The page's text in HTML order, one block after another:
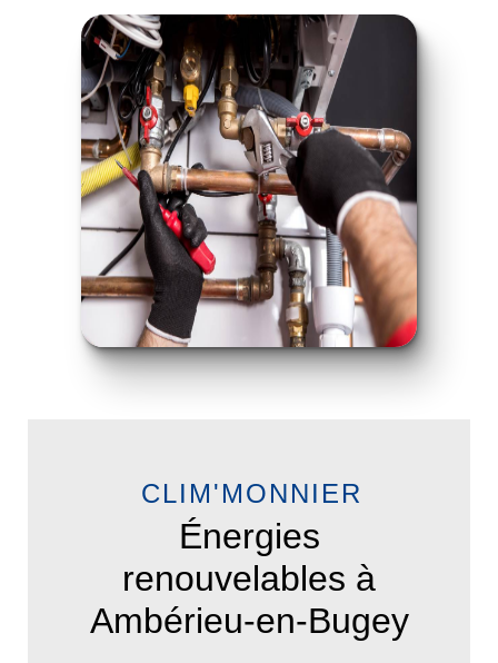
CLIM'MONNIER
Énergies
renouvelables à
Ambérieu-en-Bugey